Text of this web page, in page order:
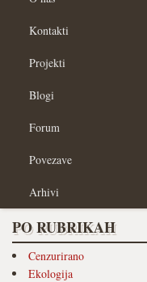
Kontakti
Projekti
Blogi
Forum
Povezave
Arhivi
PO RUBRIKAH
Cenzurirano
Ekologija